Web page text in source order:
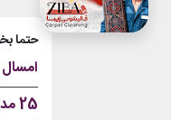
حتما
امسال سال
25 مدل کت مجلسی زنانه به انتخاب بازیگران مشهور کره‌ای؛ عاشق این مدل‌ها می‌شوید!